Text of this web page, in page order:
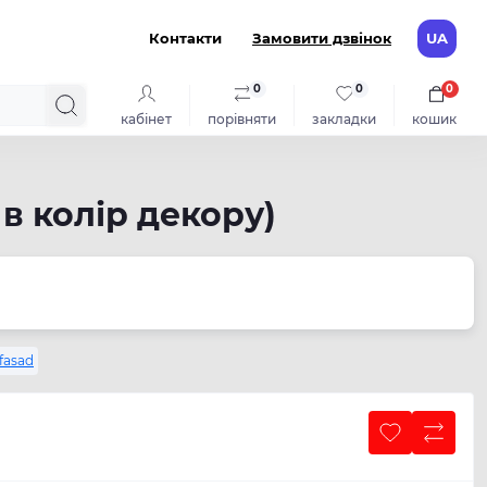
Контакти Замовити дзвінок UA
кабінет порівняти
0
закладки
0
кошик
0
колір декору)